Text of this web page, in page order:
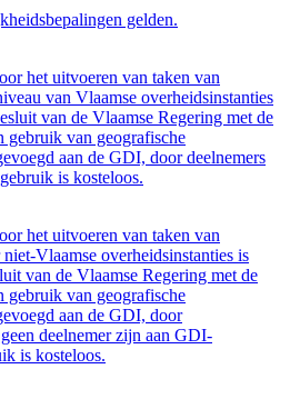
gelden.
het uitvoeren van taken van
van Vlaamse overheidsinstanties
van de Vlaamse Regering met de
gebruik van geografische
aan de GDI, door deelnemers
is kosteloos.
het uitvoeren van taken van
Vlaamse overheidsinstanties is
van de Vlaamse Regering met de
gebruik van geografische
aan de GDI, door
deelnemer zijn aan GDI-
is kosteloos.